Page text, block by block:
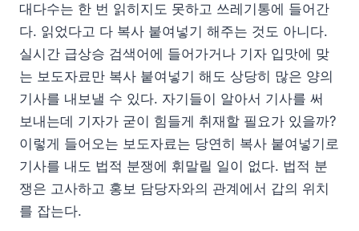
대다수는 한 번 읽히지도 못하고 쓰레기통에 들어간
다. 읽었다고 다 복사 붙여넣기 해주는 것도 아니다.
실시간 급상승 검색어에 들어가거나 기자 입맛에 맞
는 보도자료만 복사 붙여넣기 해도 상당히 많은 양의
기사를 내보낼 수 있다. 자기들이 알아서 기사를 써
보내는데 기자가 굳이 힘들게 취재할 필요가 있을까?
이렇게 들어오는 보도자료는 당연히 복사 붙여넣기로
기사를 내도 법적 분쟁에 휘말릴 일이 없다. 법적 분
쟁은 고사하고 홍보 담당자와의 관계에서 갑의 위치
를 잡는다.